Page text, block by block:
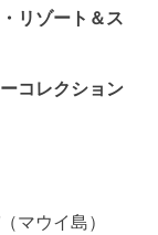
リゾート＆ス
コレクション
マウイ島）